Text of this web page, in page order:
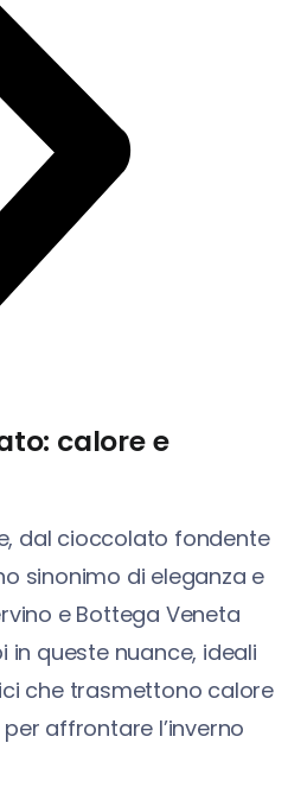
calore e
dal cioccolato fondente
sinonimo di eleganza e
e Bottega Veneta
queste nuance, ideali
che trasmettono calore
affrontare l’inverno